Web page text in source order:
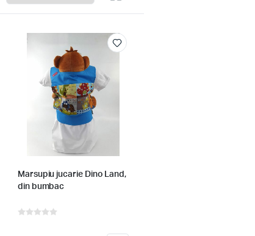
Marsupiu jucarie Dino Land,
din bumbac